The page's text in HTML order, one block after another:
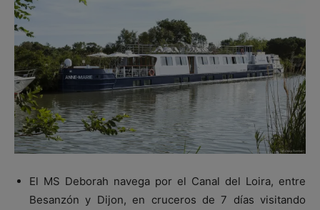
El MS Deborah navega por el Canal del Loira, entre
Besanzón y Dijon, en cruceros de 7 días visitando